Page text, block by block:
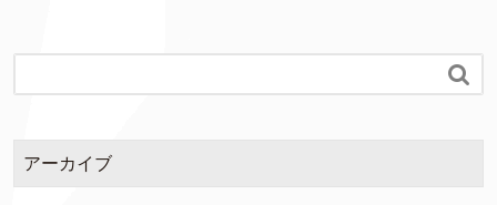

アーカイブ